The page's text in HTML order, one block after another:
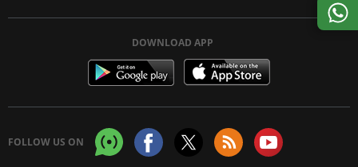
DOWNLOAD APP
FOLLOW US ON